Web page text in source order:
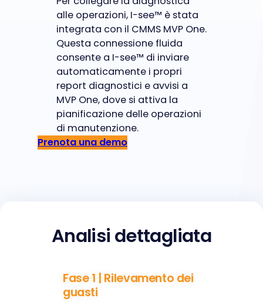
alle operazioni, I-see™ è stata
integrata con il CMMS MVP One.
Questa connessione fluida
consente a I-see™ di inviare
automaticamente i propri
report diagnostici e avvisi a
MVP One, dove si attiva la
pianificazione delle operazioni
di manutenzione.
Prenota una demo
Analisi dettagliata
Fase 1 | Rilevamento dei
guasti